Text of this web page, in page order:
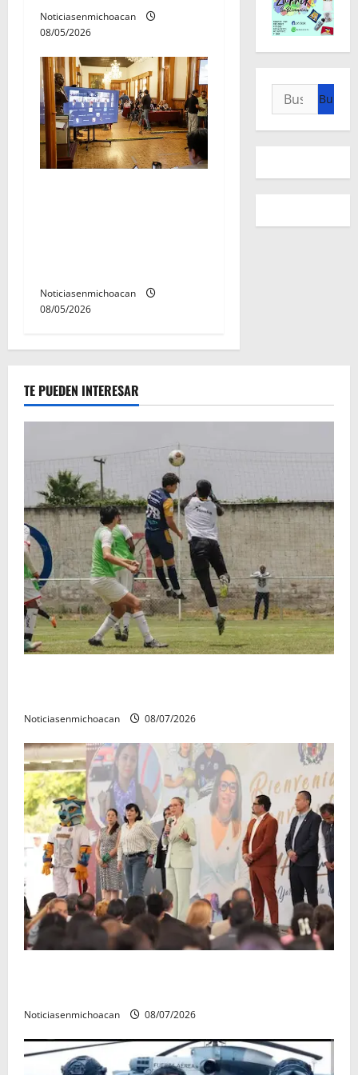
Noticiasenmichoacan
08/05/2026
Noticiasenmichoacan
08/05/2026
Buscar:
TE PUEDEN INTERESAR
Noticiasenmichoacan 08/07/2026
Noticiasenmichoacan 08/07/2026